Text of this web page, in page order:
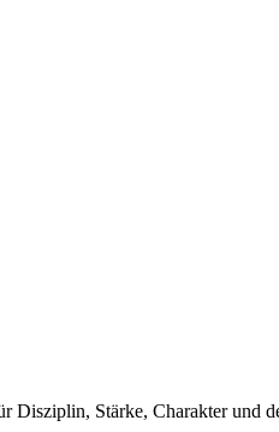
Disziplin, Stärke, Charakter und